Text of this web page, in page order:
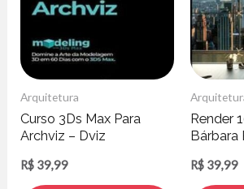
Arquitetura
Curso 3Ds Max Para
Archviz – Dviz
R$ 39,99
Render
Bárbara
R$ 39,99